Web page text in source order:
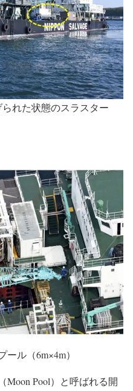
られた状態のスラスター
ール（6m×4m）
Pool）と呼ばれる開